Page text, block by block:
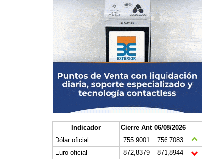
Indicador Cierre Ant 06/08/2026
Dólar oficial
755.9001
756.7083
Euro oficial
872,8379
871,8944